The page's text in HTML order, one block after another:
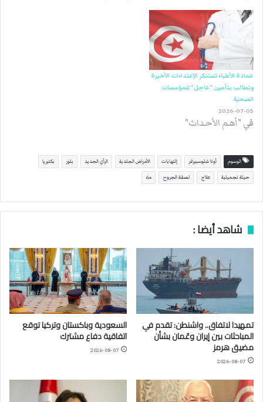
عمادة الأطباء تستنكر الإعتداءات الأخيرة
وتطالب بتأمين “عاجل” للمؤسسات
الصحية
2026-07-05
في "أهم الأحداث"
الوسوم أوتا شلوسبيرغر إلتهابات الأمراض الجلدية الرأي الجديد بثور بكتيريا
حيلة تجميلية علاج لصقة الجروح ماء
شاهد أيضا :
تمهيدا لاتفاق.. واشنطن: تقدم في
المباحثات بين إيران وعُمان بشأن
مضيق هرمز
2026-08-07
السعودية وباكستان وتركيا توقع
اتفاقية دفاع مشترك
2026-08-07